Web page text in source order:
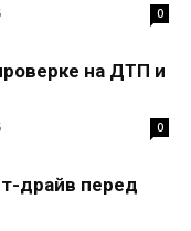
0
на ДТП и
0
драйв перед